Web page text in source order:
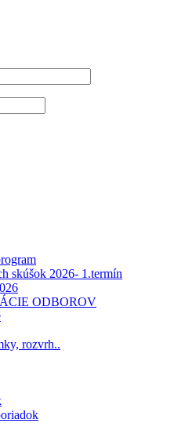
skúšok 2026- 1.termín
ODBOROV
rozvrh..